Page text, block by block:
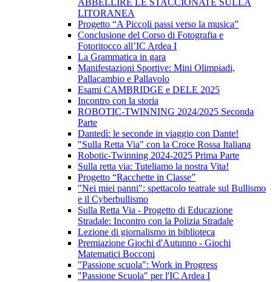
ABBELLIRE LE STACCIONATE SULLA
LITORANEA
Progetto “A Piccoli passi verso la musica”
Conclusione del Corso di Fotografia e
Fotoritocco all’IC Ardea I
La Grammatica in gara
Manifestazioni Sportive: Mini Olimpiadi,
Pallacambio e Pallavolo
Esami CAMBRIDGE e DELE 2025
Incontro con la storia
ROBOTIC-TWINNING 2024/2025 Seconda
Parte
Dantedì: le seconde in viaggio con Dante!
"Sulla Retta Via" con la Croce Rossa Italiana
Robotic-Twinning 2024-2025 Prima Parte
Sulla retta via: Tuteliamo la nostra Vita!
Progetto “Racchette in Classe”
"Nei miei panni": spettacolo teatrale sul Bullismo
e il Cyberbullismo
Sulla Retta Via - Progetto di Educazione
Stradale: Incontro con la Polizia Stradale
Lezione di giornalismo in biblioteca
Premiazione Giochi d'Autunno - Giochi
Matematici Bocconi
"Passione scuola": Work in Progress
"Passione Scuola" per l'IC Ardea I